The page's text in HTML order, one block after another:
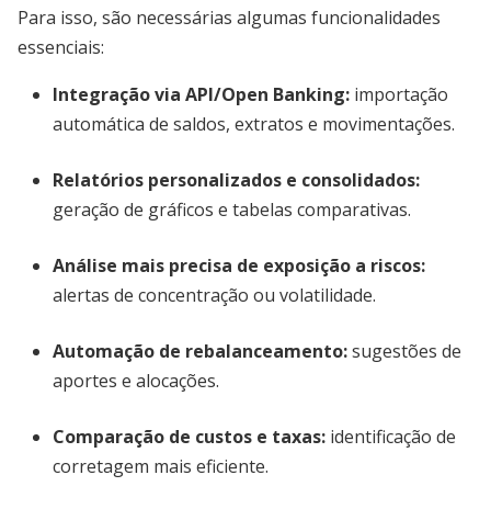
Para isso, são necessárias algumas funcionalidades
essenciais:
Integração via API/Open Banking: importação
automática de saldos, extratos e movimentações.
Relatórios personalizados e consolidados:
geração de gráficos e tabelas comparativas.
Análise mais precisa de exposição a riscos:
alertas de concentração ou volatilidade.
Automação de rebalanceamento:sugestões de
aportes e alocações.
Comparação de custos e taxas: identificação de
corretagem mais eficiente.